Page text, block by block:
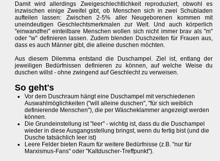
Damit wird allerdings Zweigeschlechtlichkeit reproduziert, obwohl es
inzwischen einige Zweifel gibt, ob Menschen sich in zwei Schubladen
aufteilen lassen: Zwischen 2-5% aller Neugeborenen kommen mit
uneindeutigen Geschlechtsmerkmalen zur Welt. Und auch körperlich
"einwandfrei" einteilbare Menschen wollen sich nicht immer brav als "m"
oder "w" definieren lassen. Zudem blenden Duschzeiten für Frauen aus,
dass es auch Männer gibt, die alleine duschen möchten.
Aus diesem Dilemma entstand die Duschampel. Ziel ist, entlang der
jeweiligen Bedürfnissen definieren zu können, auf welche Weise du
duschen willst - ohne zwingend auf Geschlecht zu verweisen.
So geht's
Vor dem Duschraum hängt eine Duschampel mit verschiedenen
Auswahlmöglichkeiten ("will alleine duschen", "für sich weiblich
definierende Menschen"), die per Wäscheklammer angezeigt werden
können.
Die Grundeinstellung ist "leer" - wichtig ist, dass du die Duschampel
wieder in diese Ausgangsstellung bringst, wenn du fertig bist (und die
Dusche tatsächlich leer ist)
Leere Felder bieten Raum für weitere Bedürfnisse (z.B. "nur für
Marxismus-Fans" oder "Kaltduscher-Treffpunkt").